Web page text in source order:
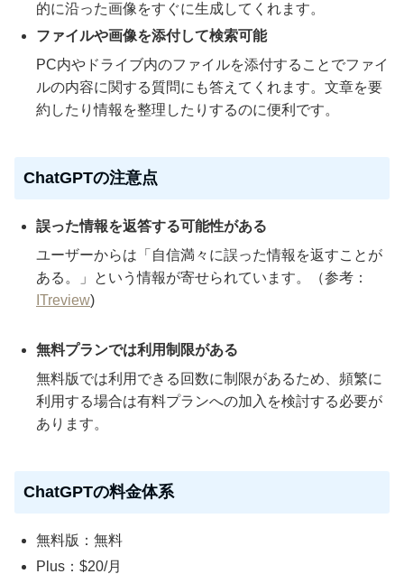
的に沿った画像をすぐに生成してくれます。
ファイルや画像を添付して検索可能
PC内やドライブ内のファイルを添付することでファイ
ルの内容に関する質問にも答えてくれます。文章を要
約したり情報を整理したりするのに便利です。
ChatGPTの注意点
誤った情報を返答する可能性がある
ユーザーからは「自信満々に誤った情報を返すことが
ある。」という情報が寄せられています。（参考：
ITreview)
無料プランでは利用制限がある
無料版では利用できる回数に制限があるため、頻繁に
利用する場合は有料プランへの加入を検討する必要が
あります。
ChatGPTの料金体系
無料版：無料
Plus：$20/月